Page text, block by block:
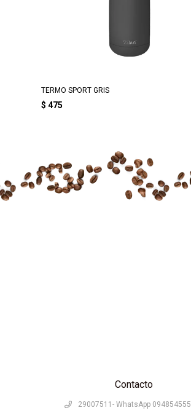
TERMO SPORT GRIS
$ 475
Contacto
29007511- WhatsApp 094854555